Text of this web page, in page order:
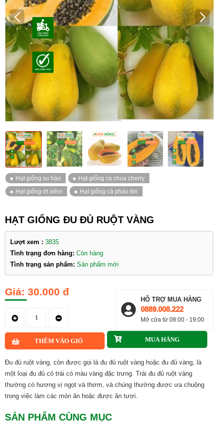
HẠT GIỐNG ĐU ĐỦ RUỘT VÀNG
Lượt xem : 3835
Tình trạng đơn hàng: Còn hàng
Tình trạng sản phẩm: Sản phẩm mới
30.000 đ
HỖ TRỢ MUA HÀNG
0889.008.222
Mở cửa từ 08:00 - 19:00
Đu đủ ruột vàng, còn được gọi là đu đủ ruột vàng hoặc đu đủ vàng, là
một loại đu đủ có trái có màu vàng đặc trưng. Trái đu đủ ruột vàng
thường có hương vị ngọt và thơm, và chúng thường được ưa chuộng
trong việc làm các món ăn hoặc được ăn tươi.
SẢN PHẨM CÙNG MỤC